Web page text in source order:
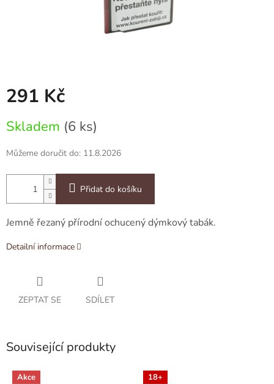
291 Kč
cena:
Skladem (6 ks)
Můžeme doručit do: 11.8.2026
Přidat do košíku
Jemně řezaný přírodní ochucený dýmkový tabák.
Detailní informace
ZEPTAT SE SDÍLET
Související produkty
Akce
18+